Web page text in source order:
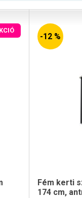
-12 %
Fém kerti
174 cm,